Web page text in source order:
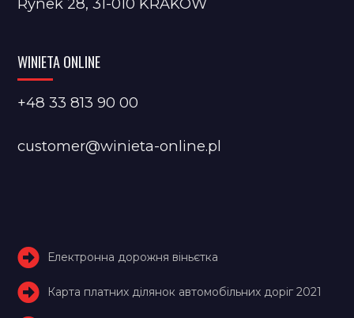
WINIETA ONLINE
+48 33 813 90 00
customer@winieta-online.pl
Електронна дорожня віньєтка
Карта платних ділянок автомобільних доріг 2021